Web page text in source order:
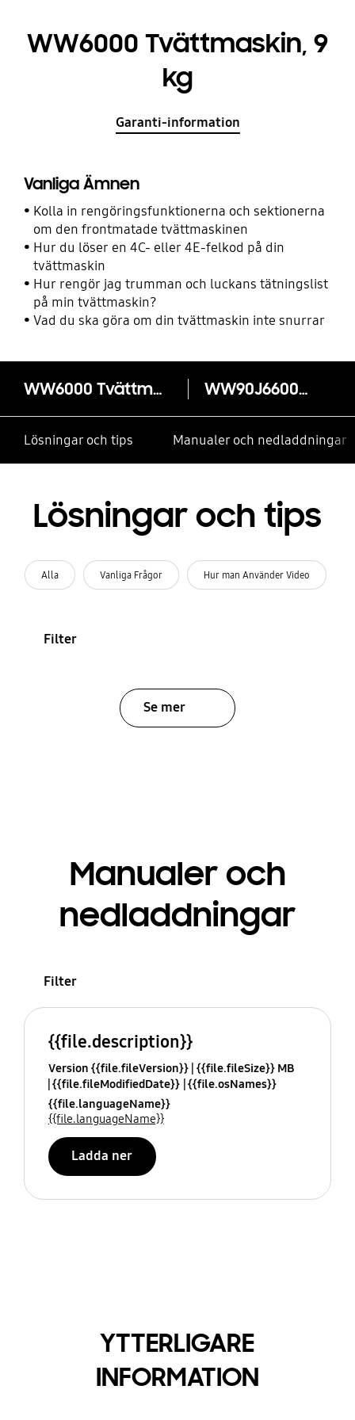
WW6000 Tvättmaskin, 9
kg
Garanti-information
Vanliga Ämnen
Kolla in rengöringsfunktionerna och sektionerna
om den frontmatade tvättmaskinen
Hur du löser en 4C- eller 4E-felkod på din
tvättmaskin
Hur rengör jag trumman och luckans tätningslist
på min tvättmaskin?
Vad du ska göra om din tvättmaskin inte snurrar
WW6000 Tvättmaskin, 9 kg WW90J6600CW
Lösningar och tips Manualer och nedladdningar
Lösningar och tips
Alla Vanliga Frågor Hur man Använder Video
Filter
Se mer
Manualer och
nedladdningar
Filter
{{file.description}}
Version {{file.fileVersion}} {{file.fileSize}} MB
{{file.fileModifiedDate}} {{file.osNames}}
{{file.languageName}}
{{file.languageName}}
Ladda ner
YTTERLIGARE
INFORMATION